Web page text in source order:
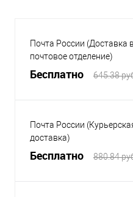
Почта России (Доставка в
почтовое отделение)
Бесплатно 645.38
Почта России
доставка)
Бесплатно 880.84